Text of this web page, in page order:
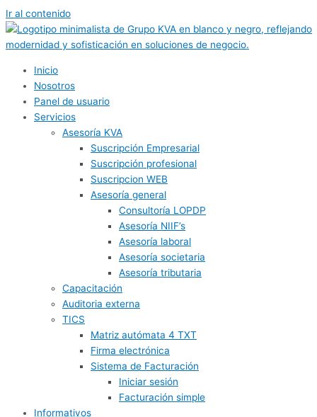
Ir al contenido
Inicio
Nosotros
Panel de usuario
Servicios
Asesoría KVA
Suscripción Empresarial
Suscripción profesional
Suscripcion WEB
Asesoría general
Consultoría LOPDP
Asesoría NIIF’s
Asesoría laboral
Asesoría societaria
Asesoría tributaria
Capacitación
Auditoria externa
TICS
Matriz autómata 4 TXT
Firma electrónica
Sistema de Facturación
Iniciar sesión
Facturación simple
Informativos